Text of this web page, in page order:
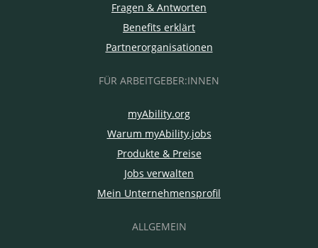
Fragen & Antworten
Benefits erklärt
Partnerorganisationen
FÜR ARBEITGEBER:INNEN
myAbility.org
Warum myAbility.jobs
Produkte & Preise
Jobs verwalten
Mein Unternehmensprofil
ALLGEMEIN